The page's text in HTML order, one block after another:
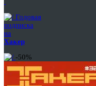
Годовая
подписка
на
Хакер
-50%